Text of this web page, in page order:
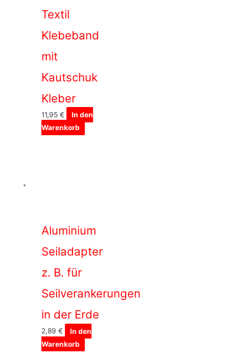
Textil
Klebeband
mit
Kautschuk
Kleber
11,95€
In den
Warenkorb
Aluminium
Seiladapter
z. B. für
Seilverankerungen
in der Erde
2,89€
In den
Warenkorb